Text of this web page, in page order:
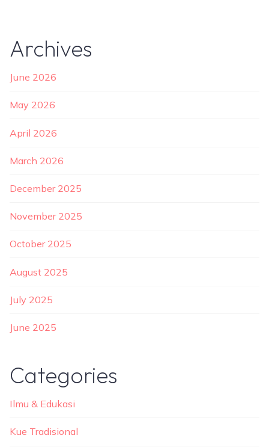
Archives
June 2026
May 2026
April 2026
March 2026
December 2025
November 2025
October 2025
August 2025
July 2025
June 2025
Categories
Ilmu & Edukasi
Kue Tradisional